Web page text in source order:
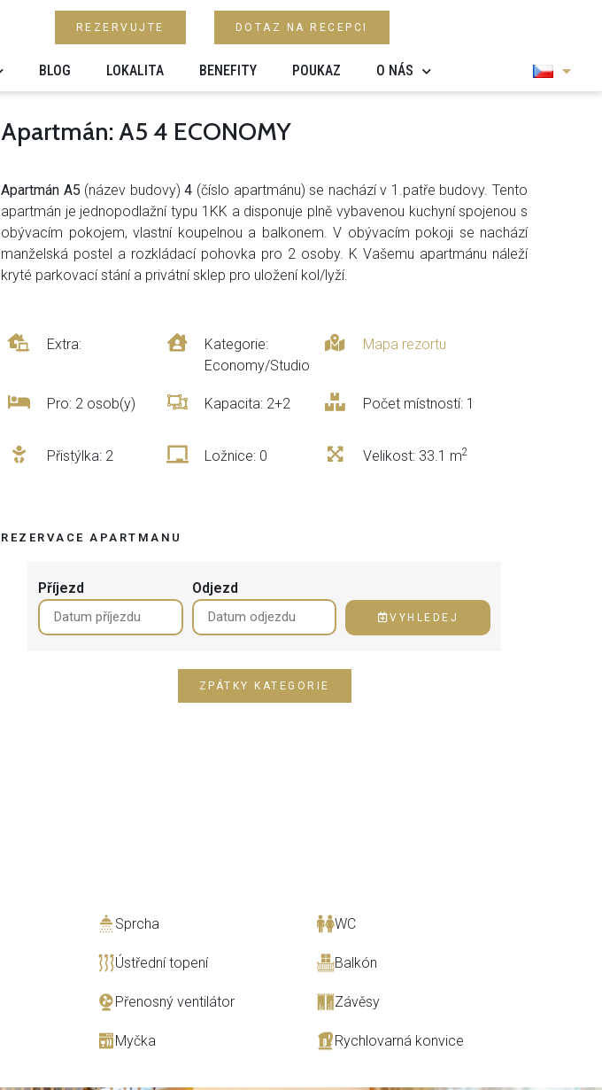
REZERVUJTE DOTAZ NA RECEPCI
BLOG LOKALITA BENEFITY POUKAZ O NÁS
Apartmán: A5 4 ECONOMY
Apartmán A5 (název budovy)4 (číslo apartmánu) se nachází v 1.patře budovy. Tento
apartmán je jednopodlažní typu 1KK a disponuje plně vybavenou kuchyní spojenou s
obývacím pokojem, vlastní koupelnou a balkonem. V obývacím pokoji se nachází
manželská postel a rozkládací pohovka pro 2 osoby. K Vašemu apartmánu náleží
kryté parkovací stání a privátní sklep pro uložení kol/lyží.
Extra:
Kategorie:
Economy/Studio
Mapa rezortu
Pro: 2 osob(y) Kapacita: 2+2 Počet místností: 1
Přistýlka: 2 Ložnice: 0 Velikost: 33.1 m2
REZERVACE APARTMANU
Příjezd Odjezd
VYHLEDEJ
ZPÁTKY KATEGORIE
Sprcha WC
Ústřední topení Balkón
Přenosný ventilátor Závěsy
Myčka Rychlovarná konvice